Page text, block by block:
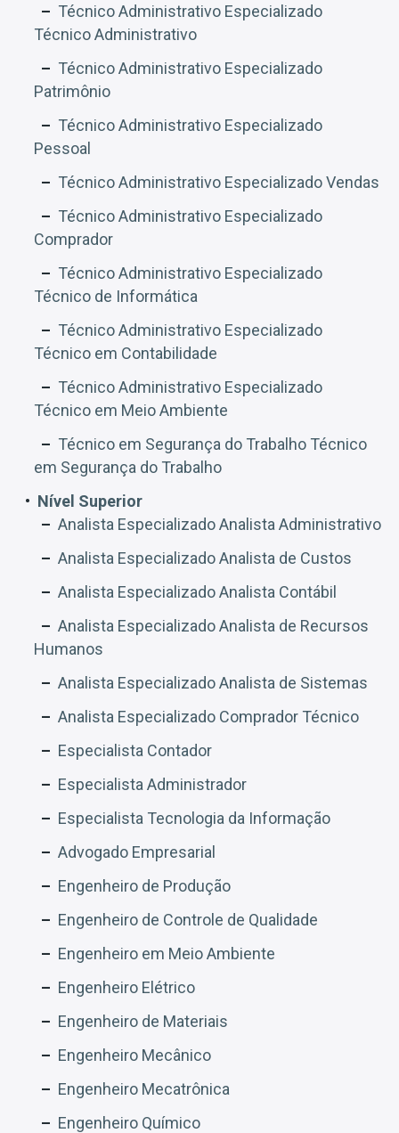
Técnico Administrativo Especializado
Técnico Administrativo
Técnico Administrativo Especializado
Patrimônio
Técnico Administrativo Especializado
Pessoal
Técnico Administrativo Especializado Vendas
Técnico Administrativo Especializado
Comprador
Técnico Administrativo Especializado
Técnico de Informática
Técnico Administrativo Especializado
Técnico em Contabilidade
Técnico Administrativo Especializado
Técnico em Meio Ambiente
Técnico em Segurança do Trabalho Técnico
em Segurança do Trabalho
Nível Superior
Analista Especializado Analista Administrativo
Analista Especializado Analista de Custos
Analista Especializado Analista Contábil
Analista Especializado Analista de Recursos
Humanos
Analista Especializado Analista de Sistemas
Analista Especializado Comprador Técnico
Especialista Contador
Especialista Administrador
Especialista Tecnologia da Informação
Advogado Empresarial
Engenheiro de Produção
Engenheiro de Controle de Qualidade
Engenheiro em Meio Ambiente
Engenheiro Elétrico
Engenheiro de Materiais
Engenheiro Mecânico
Engenheiro Mecatrônica
Engenheiro Químico